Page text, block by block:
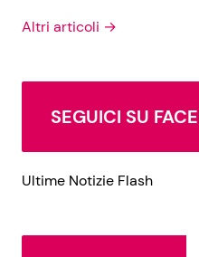
Altri articoli →
SEGUICI SU
Ultime Notizie Flash